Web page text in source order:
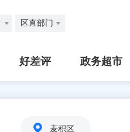
区直部门
好差评 政务超市
麦积区